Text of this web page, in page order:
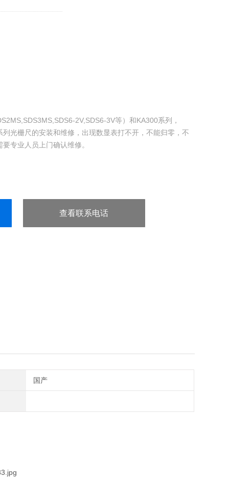
2V,SDS6-3V等）和KA300系列，
光栅尺的安装和维修，出现数显表打不开，不能归零，不
专业人员上门确认维修。
查看联系电话
国产